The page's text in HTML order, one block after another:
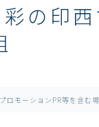
の印
ロモーションPR等を含む